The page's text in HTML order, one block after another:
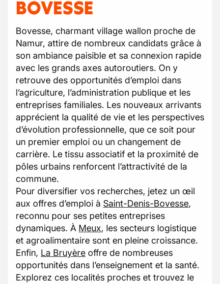
BOVESSE
Bovesse, charmant village wallon proche de
Namur, attire de nombreux candidats grâce à
son ambiance paisible et sa connexion rapide
avec les grands axes autoroutiers. On y
retrouve des opportunités d’emploi dans
l’agriculture, l’administration publique et les
entreprises familiales. Les nouveaux arrivants
apprécient la qualité de vie et les perspectives
d’évolution professionnelle, que ce soit pour
un premier emploi ou un changement de
carrière. Le tissu associatif et la proximité de
pôles urbains renforcent l’attractivité de la
commune.
Pour diversifier vos recherches, jetez un œil
aux offres d’emploi à Saint-Denis-Bovesse,
reconnu pour ses petites entreprises
dynamiques. À Meux, les secteurs logistique
et agroalimentaire sont en pleine croissance.
Enfin, La Bruyère offre de nombreuses
opportunités dans l’enseignement et la santé.
Explorez ces localités proches et trouvez le